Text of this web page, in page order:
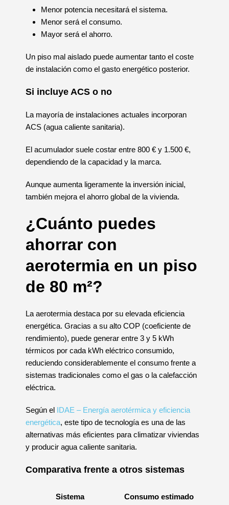
Menor potencia necesitará el sistema.
Menor será el consumo.
Mayor será el ahorro.
Un piso mal aislado puede aumentar tanto el coste
de instalación como el gasto energético posterior.
Si incluye ACS o no
La mayoría de instalaciones actuales incorporan
ACS (agua caliente sanitaria).
El acumulador suele costar entre 800 € y 1.500 €,
dependiendo de la capacidad y la marca.
Aunque aumenta ligeramente la inversión inicial,
también mejora el ahorro global de la vivienda.
¿Cuánto puedes
ahorrar con
aerotermia en un piso
de 80 m²?
La aerotermia destaca por su elevada eficiencia
energética. Gracias a su alto COP (coeficiente de
rendimiento), puede generar entre 3 y 5 kWh
térmicos por cada kWh eléctrico consumido,
reduciendo considerablemente el consumo frente a
sistemas tradicionales como el gas o la calefacción
eléctrica.
Según el IDAE – Energía aerotérmica y eficiencia
energética, este tipo de tecnología es una de las
alternativas más eficientes para climatizar viviendas
y producir agua caliente sanitaria.
Comparativa frente a otros sistemas
Sistema Consumo estimado